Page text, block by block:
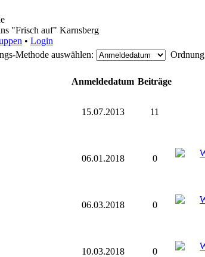
"Frisch auf" Karnsberg
• Login
Methode auswählen:
Ordnung
Anmeldedatum Beiträge
15.07.2013 11
06.01.2018 0
06.03.2018 0
10.03.2018 0